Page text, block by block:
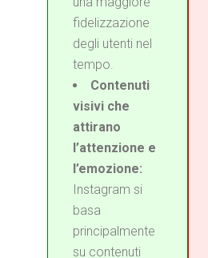
fidelizzazione
degli utenti nel
tempo.
Contenuti
visivi che
attirano
l’attenzione e
l’emozione:
Instagram si
basa
principalmente
su contenuti